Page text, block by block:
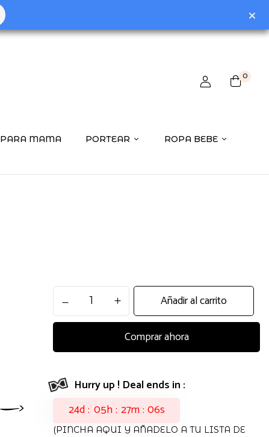
0
PARA MAMA PORTEAR
ROPA BEBE
Poppy
Walking
cantidad
Añadir al carrito
Comprar ahora
Hurry up ! Deal ends in :
24d 05h 27m 05s
(PINCHA AQUI Y AÑADELO A TU LISTA DE